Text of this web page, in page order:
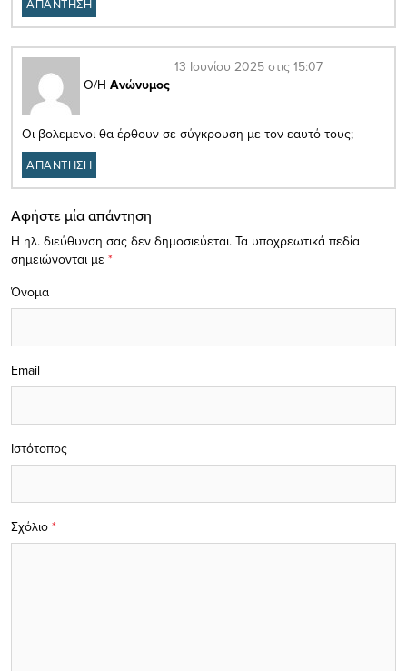
ΑΠΑΝΤΗΣΗ
Ο/Η Ανώνυμος
13 Ιουνίου 2025 στις 15:07
Οι βολεμενοι θα έρθουν σε σύγκρουση με τον εαυτό τους;
ΑΠΑΝΤΗΣΗ
Αφήστε μία απάντηση
Η ηλ. διεύθυνση σας δεν δημοσιεύεται. Τα υποχρεωτικά πεδία
σημειώνονται με *
Σχόλιο *
Όνομα
Email
Ιστότοπος